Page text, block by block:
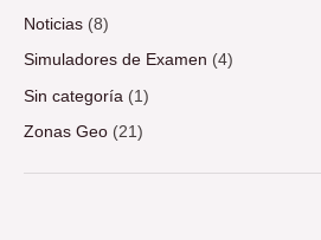
Noticias (8)
Simuladores de Examen (4)
Sin categoría (1)
Zonas Geo (21)